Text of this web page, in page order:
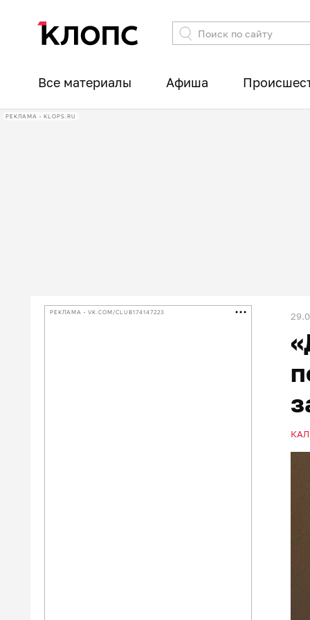
Все материалы Афиша
РЕКЛАМА • KLOPS.RU
РЕКЛАМА • VK.COM/CLUB174147223